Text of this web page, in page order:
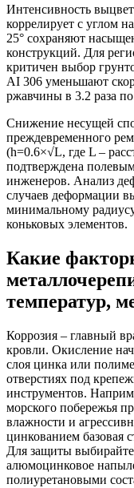
Интенсивность
коррелирует с углом
25° сохраняют
конструкций. Для
критичен выбор
AI 306 уменьшают
ржавчины в 3.2 раза
Снижение несущей
преждевременного
(h=0.6×√L, где L –
подтверждена
инженеров. Анализ
случаев деформации
минимальному
коньковых элементов.
Какие
температур,
Коррозия – главный
кровли. Окисление
слоя цинка или
отверстиях под
инструментов.
морского побережья
влажности и
цинкованием базовая
Для защиты
алюмоцинковое
полиуретановыми